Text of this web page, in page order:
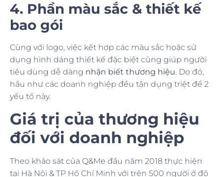
4. Phần màu sắc & thiết kế
bao gói
Cùng với logo, việc kết hợp các màu sắc hoặc sử
dụng hình dáng thiết kế đặc biệt cũng giúp người
tiêu dùng dễ dàng nhận biết thương hiệu. Do đó,
hầu như các doanh nghiệp đều tận dụng triệt để 2
yếu tố này.
Giá trị của thương hiệu
đối với doanh nghiệp
Theo khảo sát của Q&Me đầu năm 2018 thực hiện
tại Hà Nội & TP Hồ Chí Minh với trên 500 người ở độ